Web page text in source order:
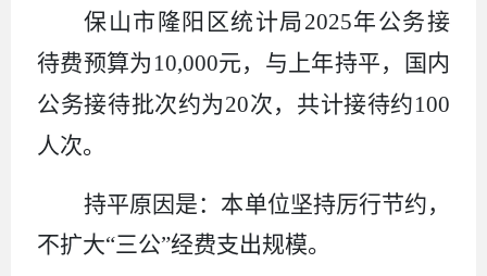
保山市隆阳区统计局2025年公务接
待费预算为 10,000元， 与 上年持平，国内
公务接待批次约为20次，共计接待约100
人次。
持平原因是： 本单位坚持厉行节约，
不扩大“三公”经费支出规模。